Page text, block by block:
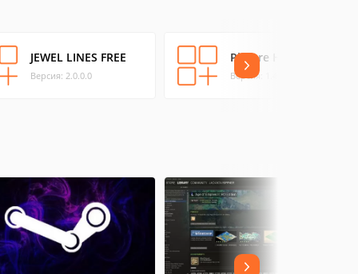
JEWEL LINES FREE
Версия: 2.0.0.0
Picture Hunt: Bikini
Версия: 1.4.0.0